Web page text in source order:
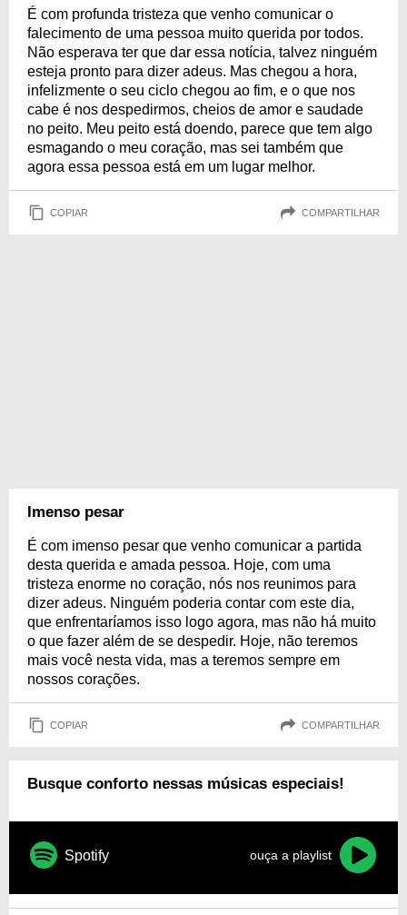
obstáculo.
É com profunda tristeza que venho comunicar o
falecimento de uma pessoa muito querida por todos.
Não esperava ter que dar essa notícia, talvez ninguém
esteja pronto para dizer adeus. Mas chegou a hora,
infelizmente o seu ciclo chegou ao fim, e o que nos
cabe é nos despedirmos, cheios de amor e saudade
no peito. Meu peito está doendo, parece que tem algo
esmagando o meu coração, mas sei também que
agora essa pessoa está em um lugar melhor.
COPIAR COMPARTILHAR
Imenso pesar
É com imenso pesar que venho comunicar a partida
desta querida e amada pessoa. Hoje, com uma
tristeza enorme no coração, nós nos reunimos para
dizer adeus. Ninguém poderia contar com este dia,
que enfrentaríamos isso logo agora, mas não há muito
o que fazer além de se despedir. Hoje, não teremos
mais você nesta vida, mas a teremos sempre em
nossos corações.
COPIAR COMPARTILHAR
Busque conforto nessas músicas especiais!
Spotify ouça a playlist